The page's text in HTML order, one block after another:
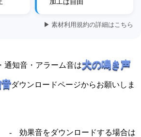
加工は自由
▶ 素材利用規約の詳細はこちら
通知音・アラーム音は犬の鳴き声
音ダウンロードページからお願いしま
- 効果音をダウンロードする場合は